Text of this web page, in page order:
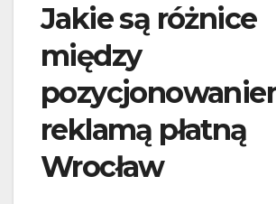
Jakie są różnice
między
reklamą płatną
Wrocław